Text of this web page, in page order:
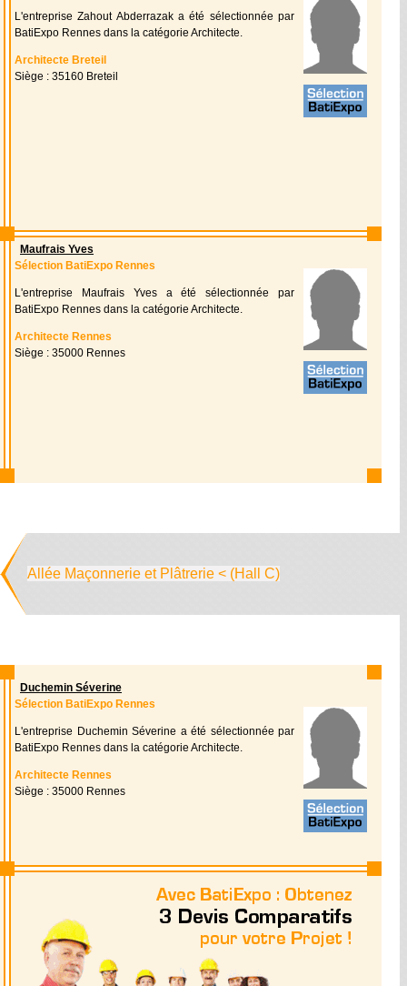
L'entreprise Zahout Abderrazak a été sélectionnée par
BatiExpo Rennes dans la catégorie Architecte.
Architecte Breteil
Siège : 35160 Breteil
Maufrais Yves
Sélection BatiExpo Rennes
L'entreprise Maufrais Yves a été sélectionnée par
BatiExpo Rennes dans la catégorie Architecte.
Architecte Rennes
Siège : 35000 Rennes
Allée Maçonnerie et Plâtrerie < (Hall C)
Duchemin Séverine
Sélection BatiExpo Rennes
L'entreprise Duchemin Séverine a été sélectionnée par
BatiExpo Rennes dans la catégorie Architecte.
Architecte Rennes
Siège : 35000 Rennes